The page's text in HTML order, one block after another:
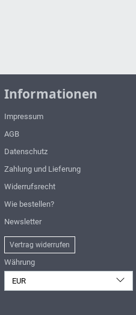
Informationen
Impressum
AGB
Datenschutz
Zahlung und Lieferung
Widerrufsrecht
Wie bestellen?
Newsletter
Vertrag widerrufen
Währung
EUR